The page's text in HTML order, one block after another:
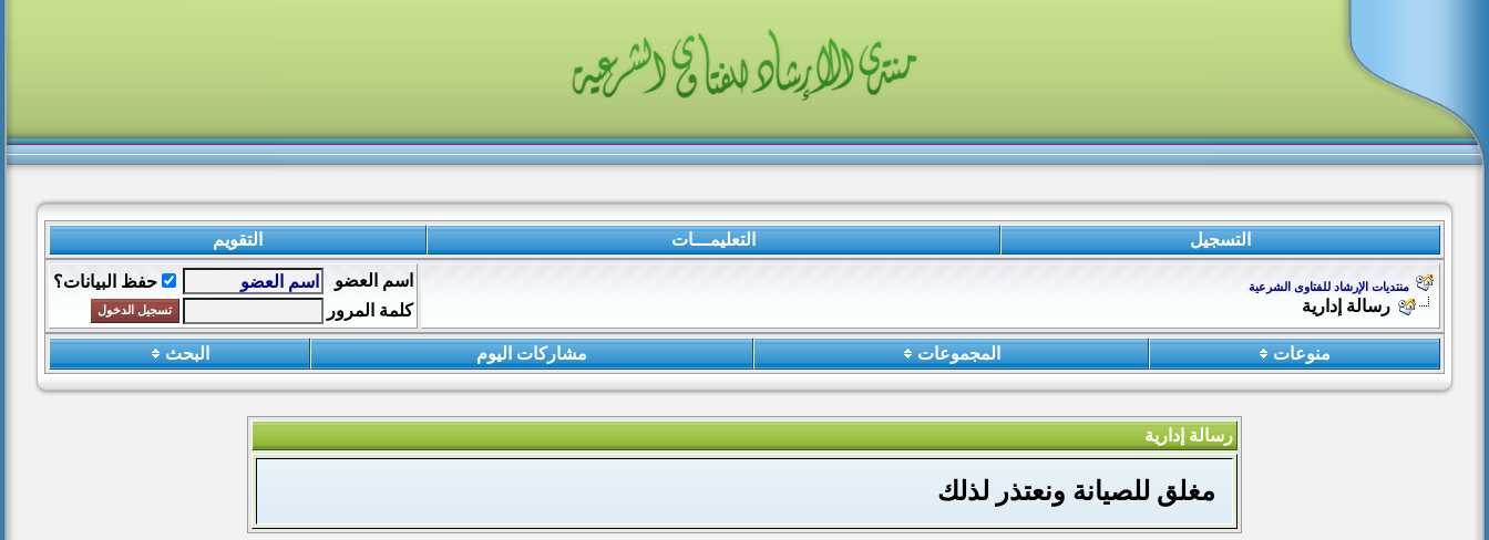
التسجيل التعليمـــات التقويم
منتديات الإرشاد للفتاوى الشرعية
رسالة إدارية
اسم العضو
حفظ البيانات؟
كلمة المرور
منوعات المجموعات مشاركات اليوم البحث
رسالة إدارية
مغلق للصيانة ونعتذر لذلك